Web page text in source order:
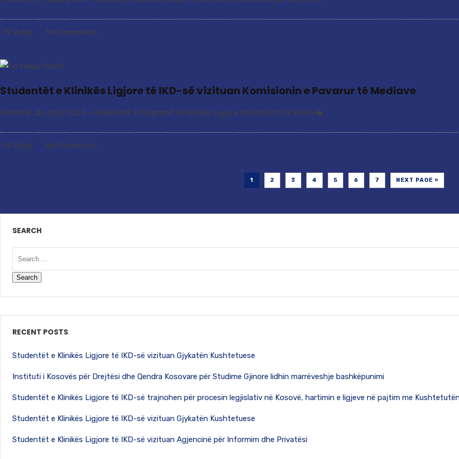
Yll Zekaj No Comments
Studentët e Klinikës Ligjore të IKD-së vizituan Komisionin e Pavarur të Mediave
Prishtinë, 26 janar 2024 – Studentët e Programit të Klinikës Ligjore të Institutit të Kosov�...
Yll Zekaj No Comments
1 2 3 4 5 6 7 NEXT PAGE »
SEARCH
RECENT POSTS
Studentët e Klinikës Ligjore të IKD-së vizituan Gjykatën Kushtetuese
Instituti i Kosovës për Drejtësi dhe Qendra Kosovare për Studime Gjinore lidhin marrëveshje bashkëpunimi
Studentët e Klinikës Ligjore të IKD-së trajnohen për procesin legjislativ në Kosovë, hartimin e ligjeve në pajtim me
Studentët e Klinikës Ligjore të IKD-së vizituan Gjykatën Kushtetuese
Studentët e Klinikës Ligjore të IKD-së vizituan Agjencinë për Informim dhe Privatësi